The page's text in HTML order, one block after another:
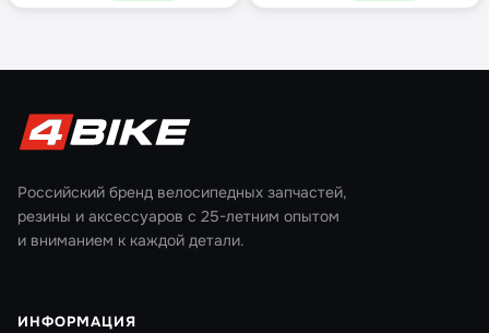
Российский бренд велосипедных запчастей,
резины и аксессуаров с 25-летним опытом
и вниманием к каждой детали.
ИНФОРМАЦИЯ